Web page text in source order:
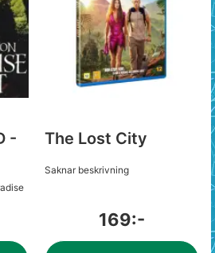
-
The Lost City
Saknar beskrivning
169:-